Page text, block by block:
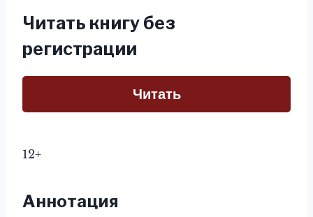
Читать книгу без
регистрации
Читать
12+
Аннотация